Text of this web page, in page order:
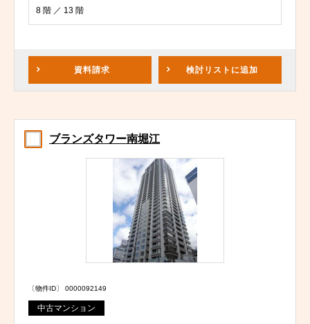
8 階 ／ 13 階
資料請求 検討リスト に追加
ブランズタワー南堀江
〔物件ID〕 0000092149
中古マンション